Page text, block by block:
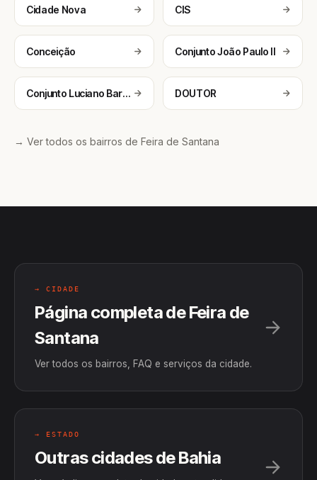
Cidade Nova CIS
Conceição Conjunto João Paulo II
Conjunto Luciano Barreto DOUTOR
→ Ver todos os bairros de Feira de Santana
→ CIDADE
Página completa de Feira de
Santana
Ver todos os bairros, FAQ e serviços da cidade.
→ ESTADO
Outras cidades de Bahia